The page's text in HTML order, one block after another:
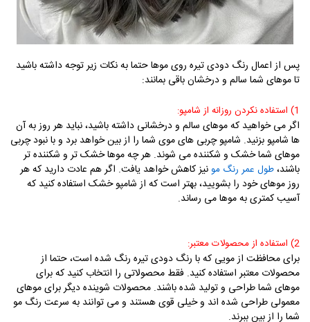
پس از اعمال رنگ دودی تیره روی موها حتما به نکات زیر توجه داشته باشید
تا موهای شما سالم و درخشان باقی بمانند:
1) استفاده نکردن روزانه از شامپو:
اگر می خواهید که موهای سالم و درخشانی داشته باشید، نباید هر روز به آن
ها شامپو بزنید. شامپو چربی های موی شما را از بین خواهد برد و با نبود چربی
موهای شما خشک و شکننده می شوند. هر چه موها خشک تر و شکننده تر
باشند،طول عمر رنگ مو نیز کاهش خواهد یافت. اگر هم عادت دارید که هر
روز موهای خود را بشویید، بهتر است که از شامپو خشک استفاده کنید که
آسیب کمتری به موها می رساند.
2) استفاده از محصولات معتبر:
برای محافظت از مویی که با رنگ دودی تیره رنگ شده است، حتما از
محصولات معتبر استفاده کنید. فقط محصولاتی را انتخاب کنید که برای
موهای شما طراحی و تولید شده باشند. محصولات شوینده دیگر برای موهای
معمولی طراحی شده اند و خیلی قوی هستند و می توانند به سرعت رنگ مو
شما را از بین ببرند.